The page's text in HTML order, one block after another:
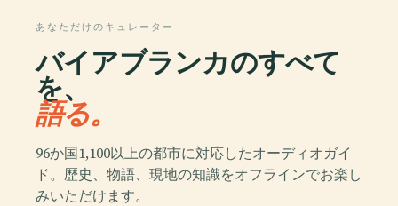
あなただけのキュレーター
バイアブランカのすべて
を、
語る。
96か国1,100以上の都市に対応したオーディオガイ
ド。歴史、物語、現地の知識をオフラインでお楽し
みいただけます。